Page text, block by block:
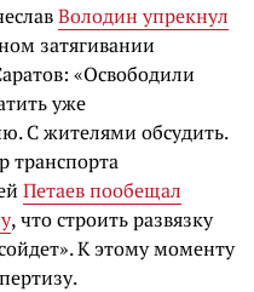
Володин упрекнул
затягивании
«Освободили
уже
С жителями обсудить.
транспорта
Петаев пообещал
, что строить развязку
К этому моменту